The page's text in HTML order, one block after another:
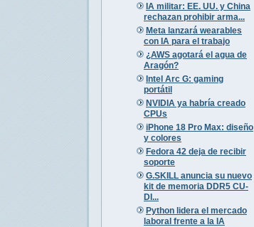
IA militar: EE. UU. y China
rechazan prohibir arma...
Meta lanzará wearables
con IA para el trabajo
¿AWS agotará el agua de
Aragón?
Intel Arc G: gaming
portátil
NVIDIA ya habría creado
CPUs
iPhone 18 Pro Max: diseño
y colores
Fedora 42 deja de recibir
soporte
G.SKILL anuncia su nuevo
kit de memoria DDR5 CU-
DI...
Python lidera el mercado
laboral frente a la IA